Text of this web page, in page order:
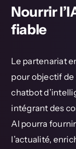
Nourrir
fiable
Le partenariat
pour objectif
chatbot
intégrant des
AI pourra
l’actualité,